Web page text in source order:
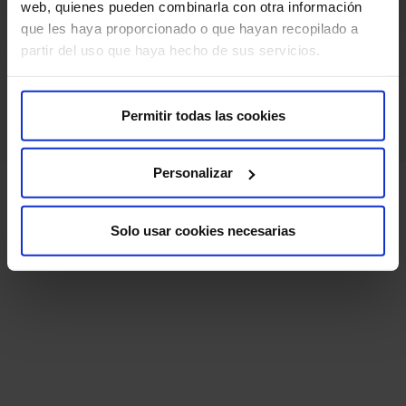
web, quienes pueden combinarla con otra información
que les haya proporcionado o que hayan recopilado a
partir del uso que haya hecho de sus servicios.
Permitir todas las cookies
Personalizar
Solo usar cookies necesarias